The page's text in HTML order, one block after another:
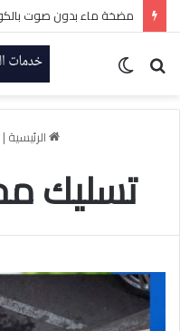
مضخة ماء بدون صوت بالكويت-60001486-
بحث
الرئيسية |
تسليك